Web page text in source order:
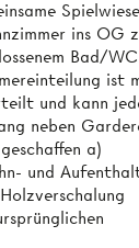
Spielwiese
ins OG
Bad/WC
ist
und kann
neben
a)
und